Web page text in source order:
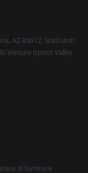
AZ 85012, Stati Uniti
Venture Optics Valley
di fornitura